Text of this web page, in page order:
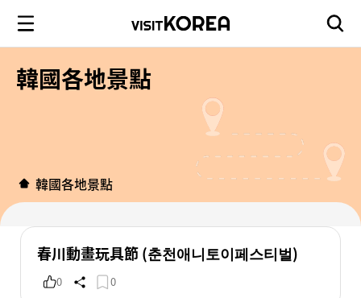
韓國各地景點
韓國各地景點
春川動畫玩具節 (춘천애니토이페스티벌)
0 0